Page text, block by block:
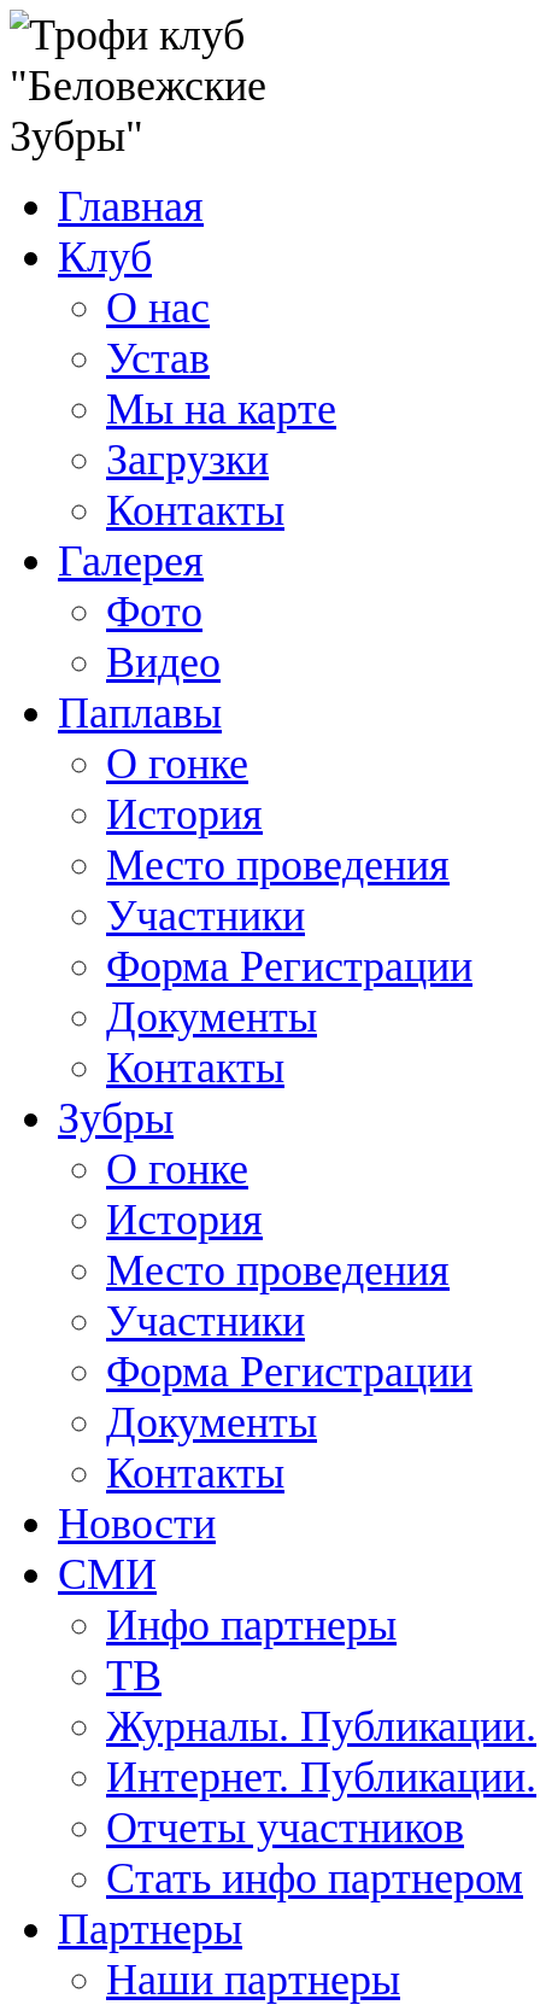
Главная
Клуб
О нас
Устав
Мы на карте
Загрузки
Контакты
Галерея
Фото
Видео
Паплавы
О гонке
История
Место проведения
Участники
Форма Регистрации
Документы
Контакты
Зубры
О гонке
История
Место проведения
Участники
Форма Регистрации
Документы
Контакты
Новости
СМИ
Инфо партнеры
ТВ
Журналы. Публикации.
Интернет. Публикации.
Отчеты участников
Стать инфо партнером
Партнеры
Наши партнеры